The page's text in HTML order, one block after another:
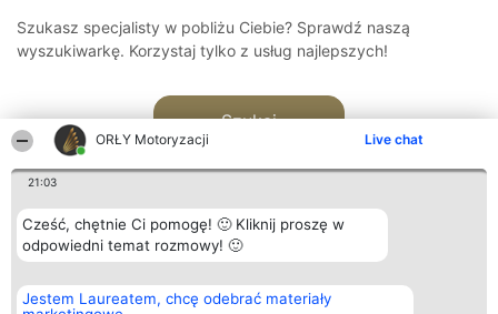
ORŁY Motoryzacji Live chat
21:03
Cześć, chętnie Ci pomogę! 🙂 Kliknij proszę w
odpowiedni temat rozmowy! 🙂
Jestem Laureatem, chcę odebrać materiały
Szukasz specjalisty w pobliżu Ciebie? Sprawdź naszą
wyszukiwarkę. Korzystaj tylko z usług najlepszych!
Szukaj
Organizator plebiscytu
Bright Side Solutions sp. z o.
Plebiscyt
Laureaci
Kontakt
Kontakt